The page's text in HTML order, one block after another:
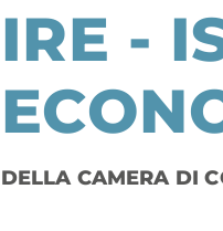
IRE -
DELLA CAMERA DI